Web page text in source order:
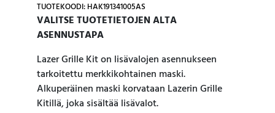
TUOTEKOODI: HAK191341005AS
VALITSE TUOTETIETOJEN ALTA
ASENNUSTAPA
Lazer Grille Kit on lisävalojen asennukseen
tarkoitettu merkkikohtainen maski.
Alkuperäinen maski korvataan Lazerin Grille
Kitillä, joka sisältää lisävalot.